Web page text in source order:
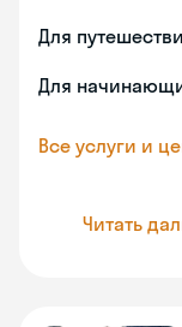
Для
Для
Все услуги и
Читать